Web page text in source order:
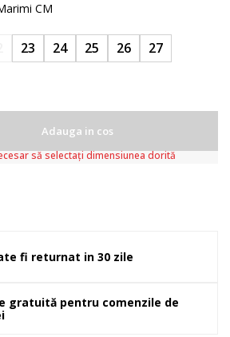
CM
23 24 25 26 27
Adauga in cos
să selectați dimensiunea dorită
fi returnat in 30 zile
gratuită pentru comenzile de